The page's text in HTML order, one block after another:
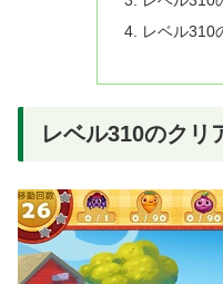
レベル310
レベル310のクリ